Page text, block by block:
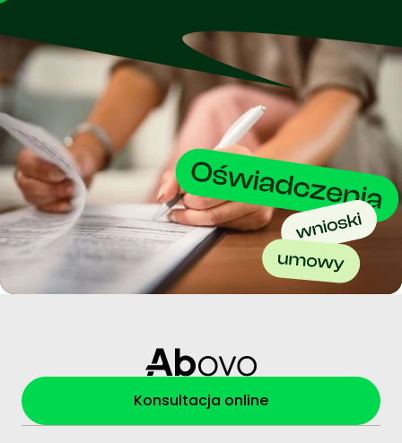
Konsultacja online